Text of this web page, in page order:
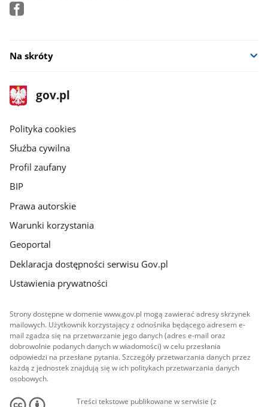
Na skróty
stopka
gov.pl
Strona
gov.pl
gov.pl
Polityka cookies
Służba cywilna
Profil zaufany
BIP
Prawa autorskie
Warunki korzystania
Geoportal
Deklaracja dostępności serwisu Gov.pl
Ustawienia prywatności
Strony dostępne w domenie www.gov.pl mogą zawierać adresy skrzynek
mailowych. Użytkownik korzystający z odnośnika będącego adresem e-
mail zgadza się na przetwarzanie jego danych (adres e-mail oraz
dobrowolnie podanych danych w wiadomości) w celu przesłania
odpowiedzi na przesłane pytania. Szczegóły przetwarzania danych przez
każdą z jednostek znajdują się w ich politykach przetwarzania danych
osobowych.
Treści tekstowe publikowane w serwisie (z